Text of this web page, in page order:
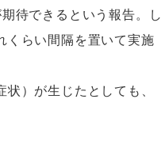
待できるという報告。し
くらい間隔を置いて実施
）が生じたとしても、